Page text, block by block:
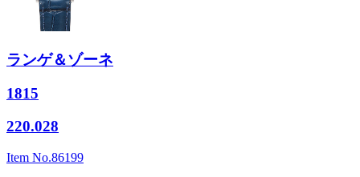
ランゲ＆ゾーネ
1815
220.028
Item No.86199